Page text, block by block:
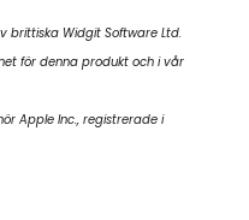
brittiska Widgit Software Ltd.
för denna produkt och i vår
Apple Inc., registrerade i